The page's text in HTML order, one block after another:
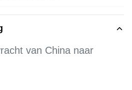
van China naar